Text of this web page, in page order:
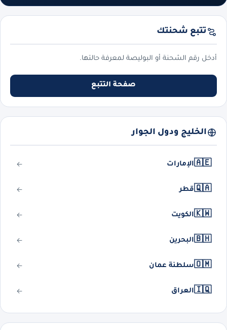
تتبع شحنتك
أدخل رقم الشحنة أو البوليصة لمعرفة حالتها.
صفحة التتبع
الخليج ودول الجوار
🇦🇪الإمارات
🇶🇦قطر
🇰🇼الكويت
🇧🇭البحرين
🇴🇲سلطنة عمان
🇮🇶العراق